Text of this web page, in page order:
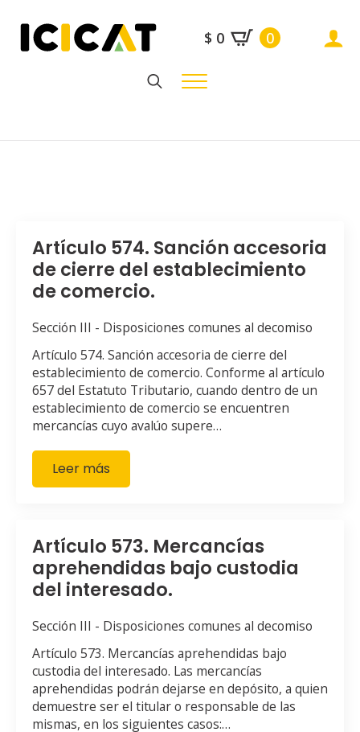
$ 0 0
Artículo 574. Sanción accesoria
de cierre del establecimiento
de comercio.
Sección III - Disposiciones comunes al decomiso
Artículo 574. Sanción accesoria de cierre del
establecimiento de comercio. Conforme al artículo
657 del Estatuto Tributario, cuando dentro de un
establecimiento de comercio se encuentren
mercancías cuyo avalúo supere…
Leer más
Artículo 573. Mercancías
aprehendidas bajo custodia
del interesado.
Sección III - Disposiciones comunes al decomiso
Artículo 573. Mercancías aprehendidas bajo
custodia del interesado. Las mercancías
aprehendidas podrán dejarse en depósito, a quien
demuestre ser el titular o responsable de las
mismas, en los siguientes casos:…